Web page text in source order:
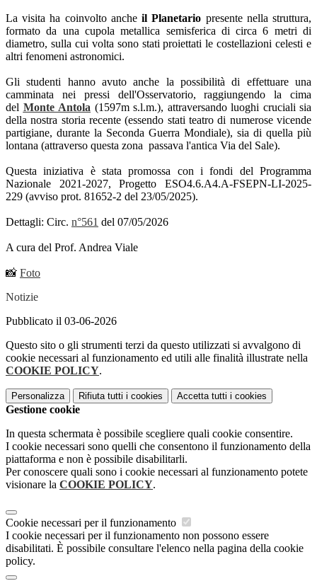
La visita ha coinvolto ancheil Planetario presente nella struttura,
formato da una cupola metallica semisferica di circa 6 metri di
diametro, sulla cui volta sono stati proiettati le costellazioni celesti e
altri fenomeni astronomici.
Gli studenti hanno avuto anche la possibilità di effettuare una
camminata nei pressi dell'Osservatorio, raggiungendo la cima
del Monte Antola (1597m s.l.m.), attraversando luoghi cruciali sia
della nostra storia recente (essendo stati teatro di numerose vicende
partigiane, durante la Seconda Guerra Mondiale), sia di quella più
lontana (attraverso questa zona passava l'antica Via del Sale).
Questa iniziativa è stata promossa con i fondi del Programma
Nazionale 2021-2027, Progetto ESO4.6.A4.A-FSEPN-LI-2025-
229 (avviso prot. 81652-2 del 23/05/2025).
Dettagli: Circ. n°561 del 07/05/2026
A cura del Prof. Andrea Viale
📸 Foto
Notizie
Pubblicato il 03-06-2026
Questo sito o gli strumenti terzi da questo utilizzati si avvalgono di
cookie necessari al funzionamento ed utili alle finalità illustrate nella
COOKIE POLICY.
Personalizza Rifiuta tutti i cookies Accetta tutti i cookies
Gestione cookie
In questa schermata è possibile scegliere quali cookie consentire.
I cookie necessari sono quelli che consentono il funzionamento della
piattaforma e non è possibile disabilitarli.
Per conoscere quali sono i cookie necessari al funzionamento potete
visionare la COOKIE POLICY.
Cookie necessari per il funzionamento
I cookie necessari per il funzionamento non possono essere
disabilitati. È possibile consultare l'elenco nella pagina della cookie
policy.